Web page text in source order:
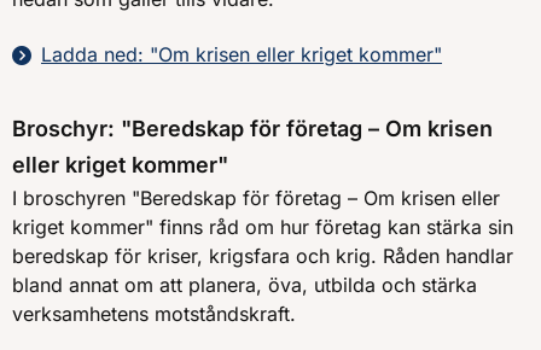
Ladda ned: "Om krisen eller kriget kommer"
Broschyr: "Beredskap för företag – Om krisen
eller kriget kommer"
I broschyren "Beredskap för företag – Om krisen eller
kriget kommer" finns råd om hur företag kan stärka sin
beredskap för kriser, krigsfara och krig. Råden handlar
bland annat om att planera, öva, utbilda och stärka
verksamhetens motståndskraft.